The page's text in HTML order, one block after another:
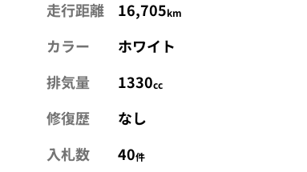
走行距離
16,705km
カラー
ホワイト
排気量
1330cc
修復歴
なし
入札数
40件